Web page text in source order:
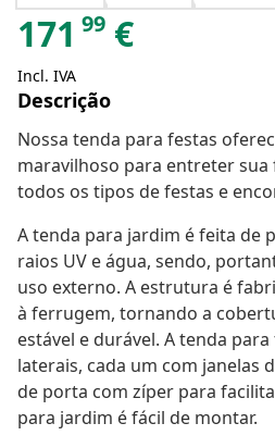
171 99 €
Incl. IVA
Descrição
Nossa tenda para festas
maravilhoso para entreter sua
todos os tipos de festas e
A tenda para jardim é feita de
raios UV e água, sendo,
uso externo. A estrutura é
à ferrugem, tornando a
estável e durável. A tenda
laterais, cada um com janelas
de porta com zíper para
para jardim é fácil de montar.